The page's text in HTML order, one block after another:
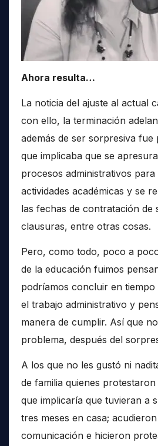
Ahora resulta…
La noticia del ajuste al actual
con ello, la terminación
además de ser sorpresiva
que implicaba que se
procesos administrativos
actividades académicas y se
las fechas de contratación de
clausuras, entre otras cosas.
Pero, como todo, poco a
de la educación fuimos
podríamos concluir en
el trabajo administrativo y
manera de cumplir. Así que
problema, después del
A los que no les gustó ni
de familia quienes
que implicaría que tuvieran a
tres meses en casa;
comunicación e hicieron